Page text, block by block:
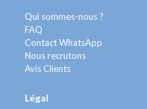
Qui sommes-nous ?
FAQ
Contact WhatsApp
Nous recrutons
Avis Clients
Légal